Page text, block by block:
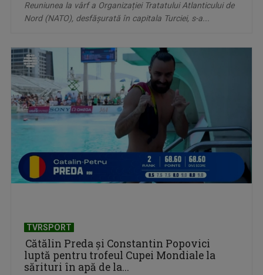
Reuniunea la vârf a Organizației Tratatului Atlanticului de
Nord (NATO), desfășurată în capitala Turciei, s-a...
TVRSPORT
Cătălin Preda și Constantin Popovici
luptă pentru trofeul Cupei Mondiale la
sărituri în apă de la...